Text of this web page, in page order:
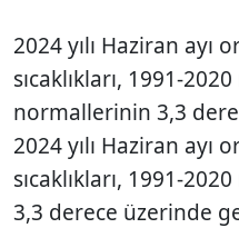
2024 yılı Haziran ayı
sıcaklıkları, 1991-
normallerinin 3,3
2024 yılı Haziran ayı
sıcaklıkları, 1991-
3,3 derece üzerinde